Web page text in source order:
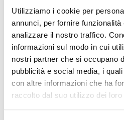
Utilizziamo i cookie per
annunci, per fornire
analizzare il nostro traffico.
informazioni sul modo in cui
nostri partner che si occupano
pubblicità e social media, i
con altre informazioni che ha
raccolto dal suo utilizzo dei
REQUEST A QUOTE
INFORMATION